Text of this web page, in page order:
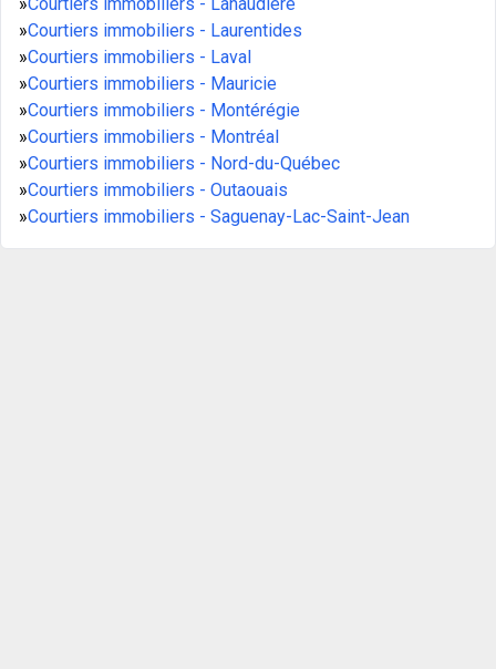
»Courtiers immobiliers - Lanaudière
»Courtiers immobiliers - Laurentides
»Courtiers immobiliers - Laval
»Courtiers immobiliers - Mauricie
»Courtiers immobiliers - Montérégie
»Courtiers immobiliers - Montréal
»Courtiers immobiliers - Nord-du-Québec
»Courtiers immobiliers - Outaouais
»Courtiers immobiliers - Saguenay-Lac-Saint-Jean